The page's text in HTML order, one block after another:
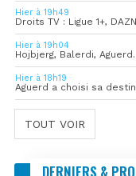
Hier à 19h49
Droits TV : Ligue 1+,
Hier à 19h04
Hojbjerg, Balerdi,
Hier à 18h19
Aguerd a choisi sa
TOUT VOIR
DERNIERS &